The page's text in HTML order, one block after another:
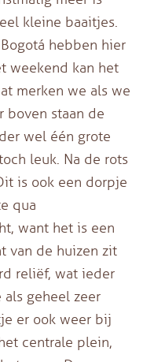
kleine baaitjes.
hebben hier
weekend kan het
merken we als we
boven staan de
wel één grote
leuk. Na de rots
is ook een dorpje
qua
want het is een
van de huizen zit
reliëf, wat ieder
geheel zeer
er ook weer bij
centrale plein,